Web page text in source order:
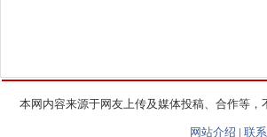
本网内容来源于网友上传及媒体投稿、合作等
网站介绍 | 联